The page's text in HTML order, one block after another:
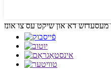
מעסעדזש דא און שיקט עס צו אונז